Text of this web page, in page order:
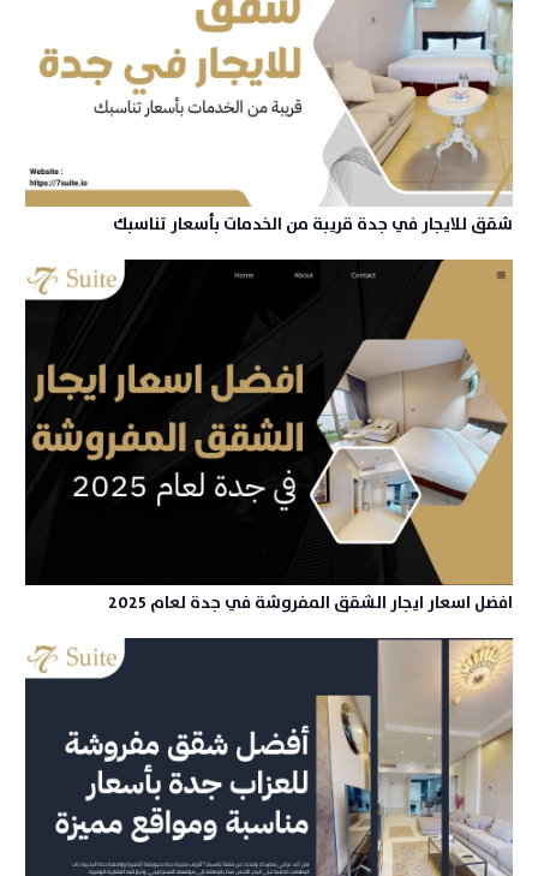
شقق للايجار في جدة قريبة من الخدمات بأسعار تناسبك
افضل اسعار ايجار الشقق المفروشة في جدة لعام 2025